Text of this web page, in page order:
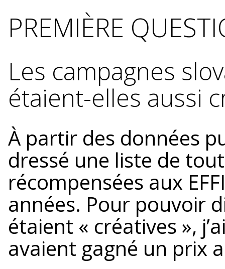
PREMIÈRE
Les campagnes
étaient-elles aussi
À partir des données
dressé une liste de
récompensées aux
années. Pour pouvoir
étaient « créatives »,
avaient gagné un prix